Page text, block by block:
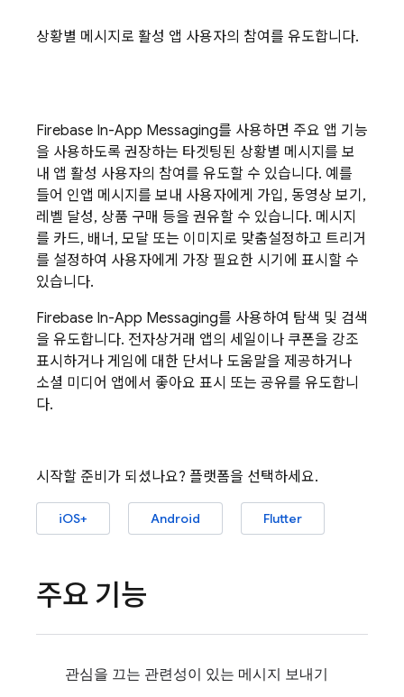
상황별 메시지로 활성 앱 사용자의 참여를 유도합니다.
Firebase In-App Messaging를 사용하면 주요 앱 기능
을 사용하도록 권장하는 타겟팅된 상황별 메시지를 보
내 앱 활성 사용자의 참여를 유도할 수 있습니다. 예를
들어 인앱 메시지를 보내 사용자에게 가입, 동영상 보기,
레벨 달성, 상품 구매 등을 권유할 수 있습니다. 메시지
를 카드, 배너, 모달 또는 이미지로 맞춤설정하고 트리거
를 설정하여 사용자에게 가장 필요한 시기에 표시할 수
있습니다.
Firebase In-App Messaging를 사용하여 탐색 및 검색
을 유도합니다. 전자상거래 앱의 세일이나 쿠폰을 강조
표시하거나 게임에 대한 단서나 도움말을 제공하거나
소셜 미디어 앱에서 좋아요 표시 또는 공유를 유도합니
다.
시작할 준비가 되셨나요? 플랫폼을 선택하세요.
iOS+ Android Flutter
주요 기능
관심을 끄는 관련성이 있는 메시지 보내기